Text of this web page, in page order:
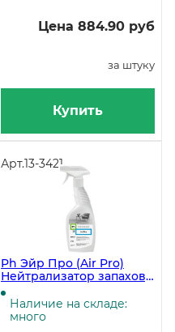
Цена 884.90 руб
за штуку
Купить
Арт.13-3421
Ph Эйр Про (Air Pro)
Нейтрализатор запахов,
600 мл
Наличие на складе:
много